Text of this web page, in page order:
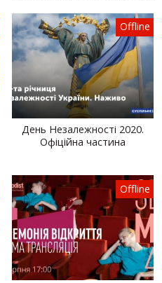
Offline
День Незалежності 2020.
Офіційна частина
Offline